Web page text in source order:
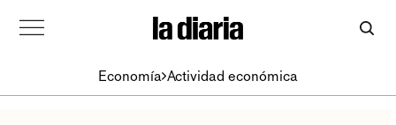
Economía Actividad económica